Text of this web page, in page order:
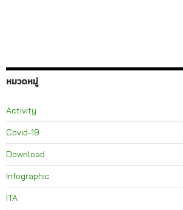
หมวดหมู่
Activity
Covid-19
Download
Infographic
ITA